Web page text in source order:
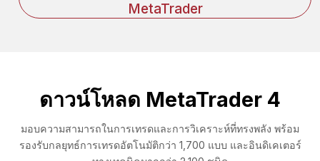
MetaTrader
ดาวน์โหลด MetaTrader 4
มอบความสามารถในการเทรดและการวิเคราะห์ที่ทรงพลัง พร้อม
รองรับกลยุทธ์การเทรดอัตโนมัติกว่า 1,700 แบบ และอินดิเคเตอร์